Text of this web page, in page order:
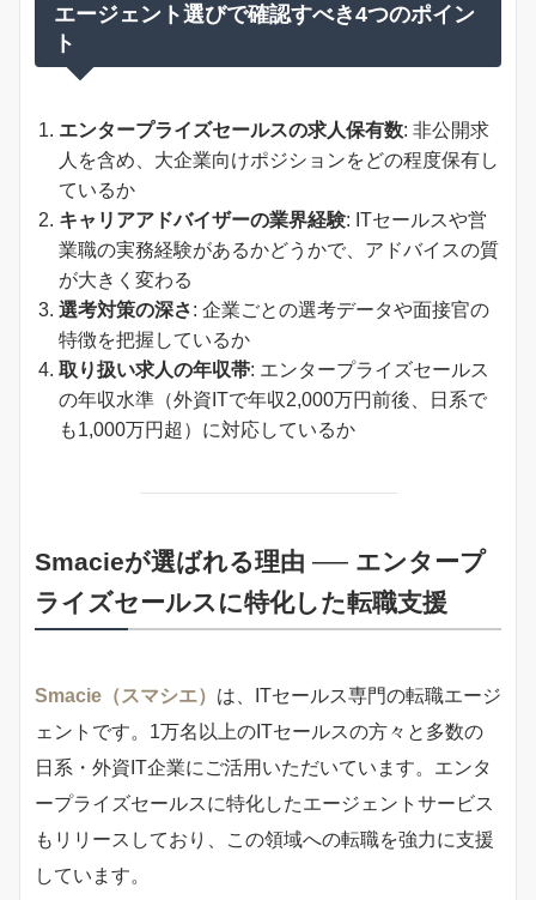
エージェント選びで確認すべき4つのポイン
ト
エンタープライズセールスの求人保有数: 非公開求
人を含め、大企業向けポジションをどの程度保有し
ているか
キャリアアドバイザーの業界経験: ITセールスや営
業職の実務経験があるかどうかで、アドバイスの質
が大きく変わる
選考対策の深さ: 企業ごとの選考データや面接官の
特徴を把握しているか
取り扱い求人の年収帯: エンタープライズセールス
の年収水準（外資ITで年収2,000万円前後、日系で
も1,000万円超）に対応しているか
Smacieが選ばれる理由 ── エンタープ
ライズセールスに特化した転職支援
Smacie（スマシエ） は、ITセールス専門の転職エージ
ェントです。1万名以上のITセールスの方々と多数の
日系・外資IT企業にご活用いただいています。エンタ
ープライズセールスに特化したエージェントサービス
もリリースしており、この領域への転職を強力に支援
しています。